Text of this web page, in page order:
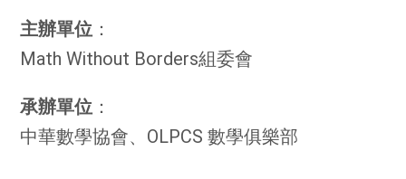
主辦單位 ：
Math Without Borders組委會
承辦單位 ：
中華數學協會、OLPCS 數學俱樂部